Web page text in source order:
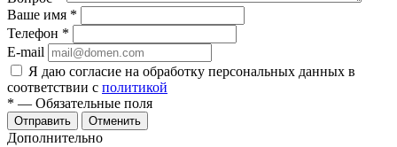
Ваше имя *
Телефон *
E-mail
Я даю согласие на обработку персональных данных в
соответствии с политикой
* — Обязательные поля
Отменить
Дополнительно